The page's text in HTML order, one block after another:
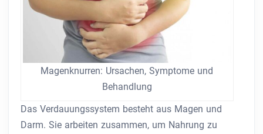
Magenknurren: Ursachen, Symptome und
Behandlung
Das Verdauungssystem besteht aus Magen und
Darm. Sie arbeiten zusammen, um Nahrung zu